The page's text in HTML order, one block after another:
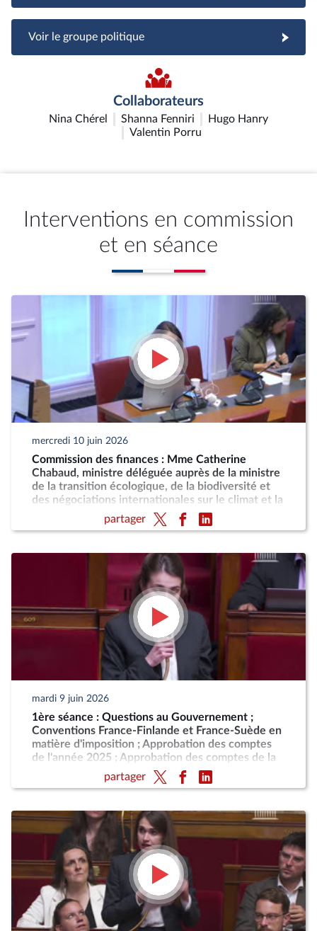
Voir le groupe politique
Collaborateurs
Nina Chérel Shanna Fenniri
Hugo Hanry
Valentin Porru
Interventions en commission
et en séance
mercredi 10 juin 2026
Commission des finances : Mme Catherine
Chabaud, ministre déléguée auprès de la ministre
de la transition écologique, de la biodiversité et
des négociations internationales sur le climat et la
nature, chargée de la mer et de la pêche
partager
mardi 9 juin 2026
1ère séance : Questions au Gouvernement ;
Conventions France-Finlande et France-Suède en
matière d'imposition ; Approbation des comptes
de l'année 2025 ; Approbation des comptes de la
sécurité sociale de l'année 2025
partager